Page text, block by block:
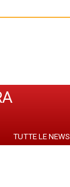
TUTTE LE NEWS